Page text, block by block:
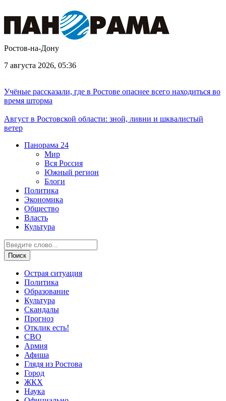
Ростов-на-Дону
7 августа 2026, 05:36
Учёные рассказали, где в Ростове опаснее всего находиться во
время шторма
Август в Ростовской области: зной, ливни и шквалистый
ветер
Панорама 24
Мир
Вся Россия
Южный регион
Блоги
Политика
Экономика
Общество
Власть
Культура
Острая ситуация
Политика
Образование
Культура
Скандалы
Прогноз
Отклик есть!
СВО
Армия
Афиша
Глядя из Ростова
Город
ЖКХ
Наука